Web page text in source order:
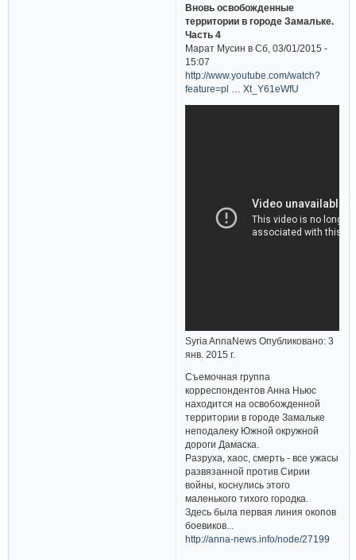
Вновь освобожденные
территории в городе Замальке.
Часть 4
Марат Мусин в Сб, 03/01/2015 -
15:07
http://www.youtube.com/watch?
feature=pl … Xt_Y61eWfU
Syria AnnaNews Опубликовано: 3
янв. 2015 г.
Съемочная группа
корреспондентов Анна Ньюс
находится на освобожденной
территории в городе Замальке
неподалеку Южной окружной
дороги Дамаска.
Разруха, хаос, смерть - все ужасы
развязанной против Сирии
войны, коснулись этого
маленького тихого городка.
Здесь была первая линия окопов
боевиков...
http://anna-news.info/node/27199